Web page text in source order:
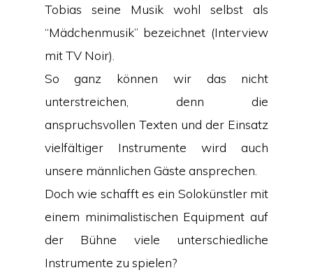
Tobias seine Musik wohl selbst als
“Mädchenmusik” bezeichnet (Interview
mit TV Noir).
So ganz können wir das nicht
unterstreichen, denn die
anspruchsvollen Texten und der Einsatz
vielfältiger Instrumente wird auch
unsere männlichen Gäste ansprechen.
Doch wie schafft es ein Solokünstler mit
einem minimalistischen Equipment auf
der Bühne viele unterschiedliche
Instrumente zu spielen?